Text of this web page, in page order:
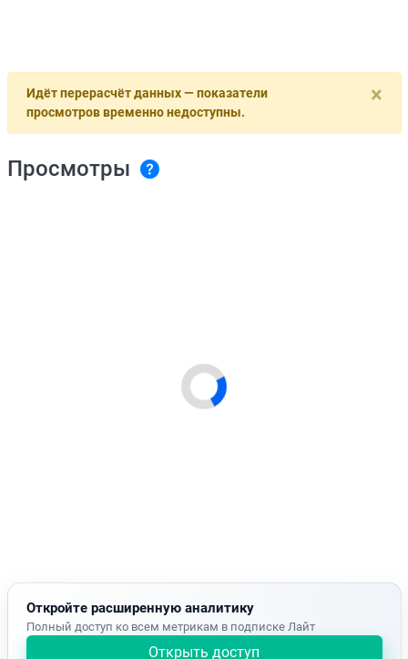
×
Идёт перерасчёт данных — показатели
просмотров временно недоступны.
Просмотры
Откройте расширенную аналитику
Полный доступ ко всем метрикам в подписке Лайт
Открыть доступ